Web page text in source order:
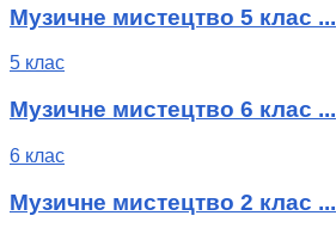
Музичне мистецтво 5 клас ...
5 клас
Музичне мистецтво 6 клас ...
6 клас
Музичне мистецтво 2 клас ...